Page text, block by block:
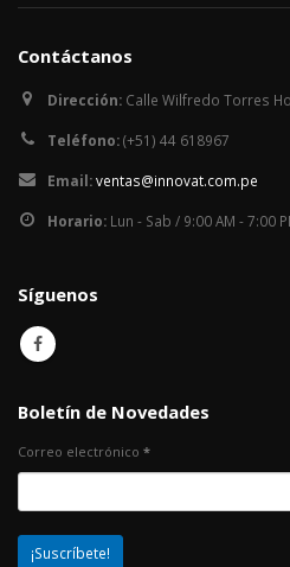
Contáctanos
Dirección: Calle Wilfredo Torres
Teléfono:(+51) 44 618967
Email:ventas@innovat.com.pe
Horario: Lun - Sab / 9:00 AM - 7:00
Síguenos
Boletín de Novedades
Correo electrónico *